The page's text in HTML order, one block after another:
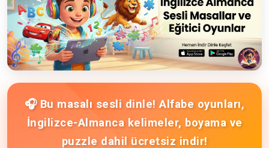
🎧 Bu masalı sesli dinle! Alfabe oyunları,
İngilizce-Almanca kelimeler, boyama ve
puzzle dahil ücretsiz indir!